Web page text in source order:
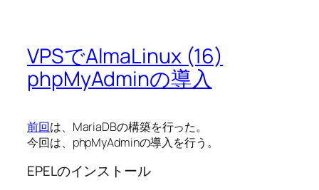
VPSでAlmaLinux (16)
phpMyAdminの導入
前回は、MariaDBの構築を行った。
今回は、phpMyAdminの導入を行う。
EPELのインストール